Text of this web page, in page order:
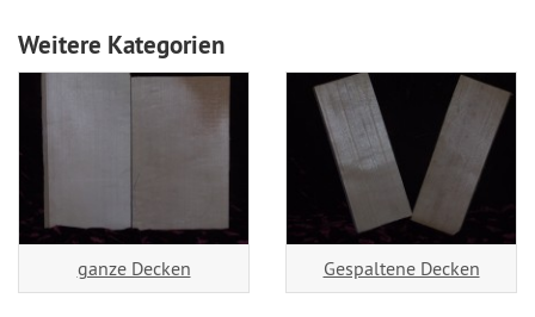
Weitere Kategorien
ganze Decken Gespaltene Decken